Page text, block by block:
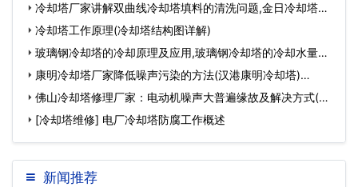
风扇)…
冷却塔厂家讲解双曲线冷却塔填料的清洗问题,金日冷却塔厂
家电话…
冷却塔工作原理(冷却塔结构图详解)
玻璃钢冷却塔的冷却原理及应用,玻璃钢冷却塔的冷却水量应
比冷凝器的实…
康明冷却塔厂家降低噪声污染的方法(汉港康明冷却塔)…
佛山冷却塔修理厂家：电动机噪声大普遍缘故及解决方式(佛
山高温冷却塔维…
[冷却塔维修] 电厂冷却塔防腐工作概述
新闻推荐